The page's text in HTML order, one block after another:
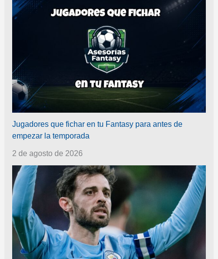
Jugadores que fichar en tu Fantasy para antes de
empezar la temporada
2 de agosto de 2026